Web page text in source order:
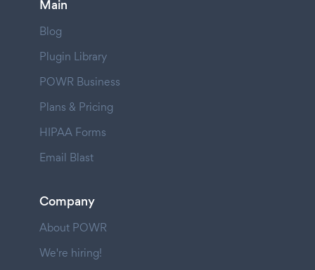
Main
Blog
Plugin Library
POWR Business
Plans & Pricing
HIPAA Forms
Email Blast
Company
About POWR
We're hiring!